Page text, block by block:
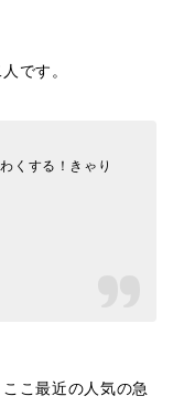
です。
くする！きゃり
こ最近の人気の急